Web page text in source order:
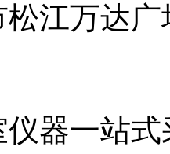
松江万达
器一站